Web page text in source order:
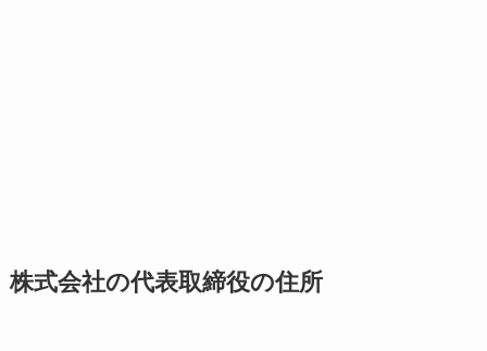
株式会社の代表取締役の住所